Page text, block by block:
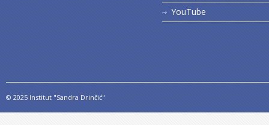
YouTube
© 2025 Institut "Sandra Drinčić"